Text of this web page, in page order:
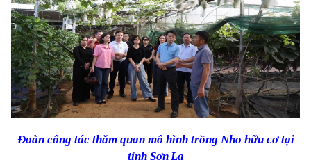
Đoàn công tác thăm quan mô hình trồng Nho hữu cơ tại
tỉnh SơnLa